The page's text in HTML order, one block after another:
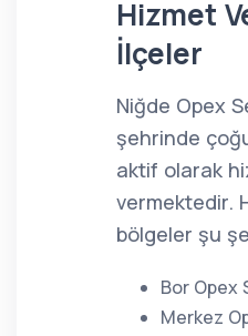
Hizmet
İlçeler
Niğde Opex
şehrinde
aktif olarak
vermektedir.
bölgeler şu
Bor Opex
Merkez